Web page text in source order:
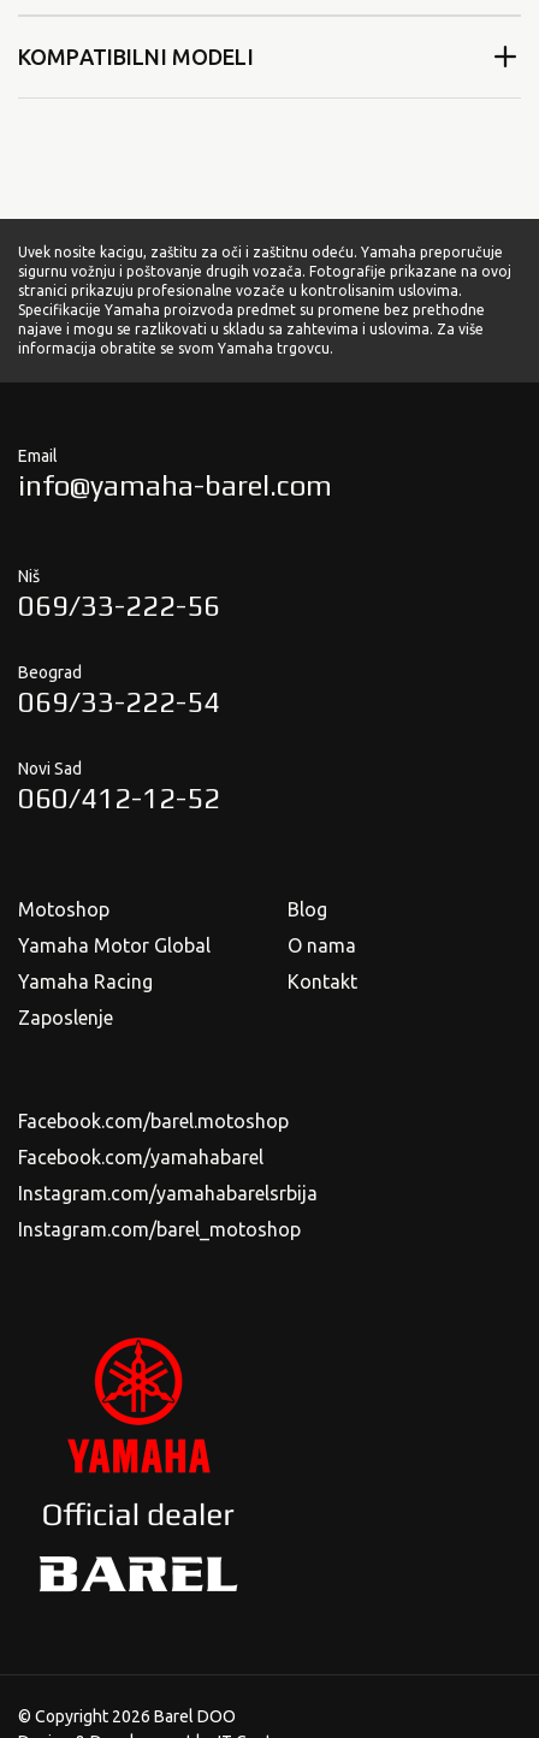
KOMPATIBILNI MODELI
Uvek nosite kacigu, zaštitu za oči i zaštitnu odeću. Yamaha preporučuje
sigurnu vožnju i poštovanje drugih vozača. Fotografije prikazane na ovoj
stranici prikazuju profesionalne vozače u kontrolisanim uslovima.
Specifikacije Yamaha proizvoda predmet su promene bez prethodne
najave i mogu se razlikovati u skladu sa zahtevima i uslovima. Za više
informacija obratite se svom Yamaha trgovcu.
Email
info@yamaha-barel.com
Niš
069/33-222-56
Beograd
069/33-222-54
Novi Sad
060/412-12-52
Motoshop
Yamaha Motor Global
Yamaha Racing
Zaposlenje
Blog
O nama
Kontakt
Facebook.com/barel.motoshop
Facebook.com/yamahabarel
Instagram.com/yamahabarelsrbija
Instagram.com/barel_motoshop
© Copyright 2026 Barel DOO